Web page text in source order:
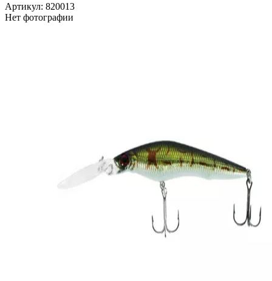
Артикул: 820013
Нет фотографии